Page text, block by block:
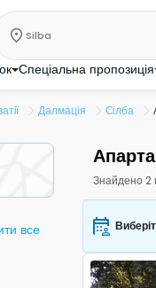
Спеціальна пропозиція
Далмація Сілба
Silba
все
Знайдено 2